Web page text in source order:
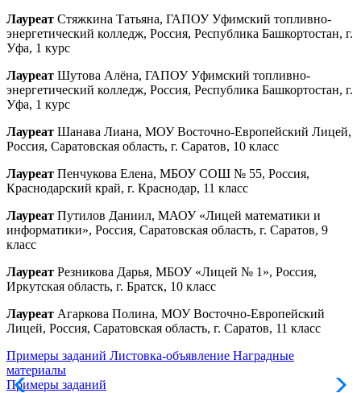
Лауреат Стяжкина Татьяна, ГАПОУ Уфимский топливно-
энергетический колледж, Россия, Республика Башкортостан, г.
Уфа, 1 курс
Лауреат Шутова Алёна, ГАПОУ Уфимский топливно-
энергетический колледж, Россия, Республика Башкортостан, г.
Уфа, 1 курс
Лауреат Шанава Лиана, МОУ Восточно-Европейский Лицей,
Россия, Саратовская область, г. Саратов, 10 класс
Лауреат Пенчукова Елена, МБОУ СОШ № 55, Россия,
Краснодарский край, г. Краснодар, 11 класс
Лауреат Путилов Даниил, МАОУ «Лицей математики и
информатики», Россия, Саратовская область, г. Саратов, 9
класс
Лауреат Резникова Дарья, МБОУ «Лицей № 1», Россия,
Иркутская область, г. Братск, 10 класс
Лауреат Агаркова Полина, МОУ Восточно-Европейский
Лицей, Россия, Саратовская область, г. Саратов, 11 класс
Примеры заданий Листовка-объявление Наградные
материалы
Примеры заданий